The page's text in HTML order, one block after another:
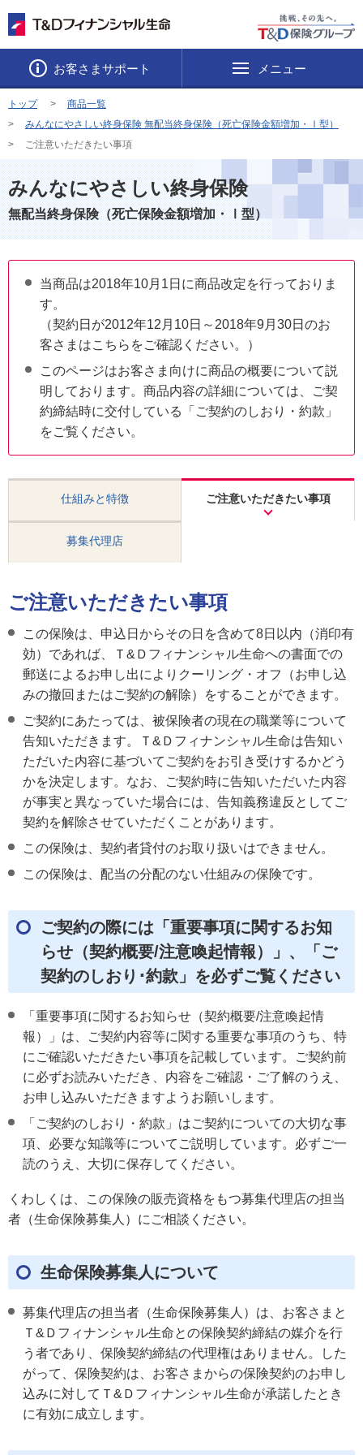
お客さまサポート メニュー
トップ
商品一覧
みんなにやさしい終身保険 無配当終身保険（死亡保険金額増加・Ⅰ型）
ご注意いただきたい事項
みんなにやさしい終身保険
無配当終身保険（死亡保険金額増加・Ⅰ型）
当商品は2018年10月1日に商品改定を行っておりま
す。
（契約日が2012年12月10日～2018年9月30日のお
客さまはこちらをご確認ください。）
このページはお客さま向けに商品の概要について説
明しております。商品内容の詳細については、ご契
約締結時に交付している「ご契約のしおり・約款」
をご覧ください。
仕組みと特徴 ご注意いただきたい事項
募集代理店
ご注意いただきたい事項
この保険は、申込日からその日を含めて8日以内（消印有
効）であれば、Ｔ&Ｄフィナンシャル生命への書面での
郵送によるお申し出によりクーリング・オフ（お申し込
みの撤回またはご契約の解除）をすることができます。
ご契約にあたっては、被保険者の現在の職業等について
告知いただきます。Ｔ&Ｄフィナンシャル生命は告知い
ただいた内容に基づいてご契約をお引き受けするかどう
かを決定します。なお、ご契約時に告知いただいた内容
が事実と異なっていた場合には、告知義務違反としてご
契約を解除させていただくことがあります。
この保険は、契約者貸付のお取り扱いはできません。
この保険は、配当の分配のない仕組みの保険です。
ご契約の際には「重要事項に関するお知
らせ（契約概要/注意喚起情報）」、「ご
契約のしおり･約款」を必ずご覧ください
「重要事項に関するお知らせ（契約概要/注意喚起情
報）」は、ご契約内容等に関する重要な事項のうち、特
にご確認いただきたい事項を記載しています。ご契約前
に必ずお読みいただき、内容をご確認・ご了解のうえ、
お申し込みいただきますようお願いします。
「ご契約のしおり・約款」はご契約についての大切な事
項、必要な知識等についてご説明しています。必ずご一
読のうえ、大切に保存してください。
くわしくは、この保険の販売資格をもつ募集代理店の担当
者（生命保険募集人）にご相談ください。
生命保険募集人について
募集代理店の担当者（生命保険募集人）は、お客さまと
Ｔ&Ｄフィナンシャル生命との保険契約締結の媒介を行
う者であり、保険契約締結の代理権はありません。した
がって、保険契約は、お客さまからの保険契約のお申し
込みに対してＴ&Ｄフィナンシャル生命が承諾したとき
に有効に成立します。